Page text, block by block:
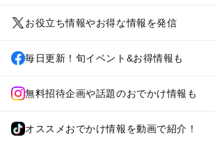
お役立ち情報やお得な情報を発信
毎日更新！旬イベント&お得情報も
無料招待企画や話題のおでかけ情報も
オススメおでかけ情報を動画で紹介！